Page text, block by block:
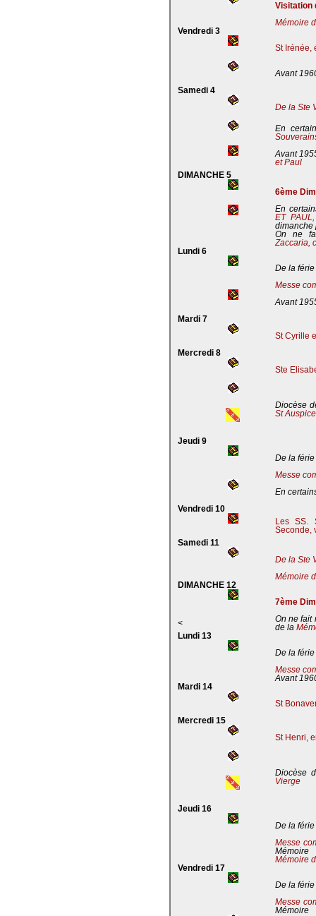
Visitation
Mémoire
Vendredi 3
St Irénée,
Avant
Samedi 4
De la Ste
En
Avant
et Paul
DIMANCHE 5
6ème
En
ET
dimanche
On ne
Zaccaria,
Lundi 6
De la férie
Messe
Avant
Mardi 7
St Cyrille
Mercredi 8
Ste
Diocèse
St
Jeudi 9
De la férie
Messe
En
Vendredi 10
Les SS.
Seconde,
Samedi 11
De la Ste
Mémoire
DIMANCHE 12
7ème
<
On ne fait
de la
Lundi 13
De la férie
Messe
Avant
Mardi 14
St
Mercredi 15
St Henri,
Diocèse
Vierge
Jeudi 16
De la férie
Messe
Mémoire
Mémoire
Vendredi 17
De la férie
Messe
Mémoire